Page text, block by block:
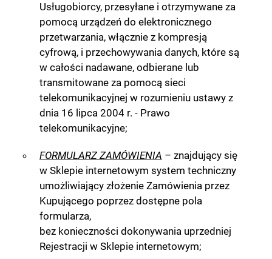
Usługobiorcy, przesyłane i otrzymywane za
pomocą urządzeń do elektronicznego
przetwarzania, włącznie z kompresją
cyfrową, i przechowywania danych, które są
w całości nadawane, odbierane lub
transmitowane za pomocą sieci
telekomunikacyjnej w rozumieniu ustawy z
dnia 16 lipca 2004 r. - Prawo
telekomunikacyjne;
FORMULARZ ZAMÓWIENIA – znajdujący się
w Sklepie internetowym system techniczny
umożliwiający złożenie Zamówienia przez
Kupującego poprzez dostępne pola
formularza,
bez konieczności dokonywania uprzedniej
Rejestracji w Sklepie internetowym;